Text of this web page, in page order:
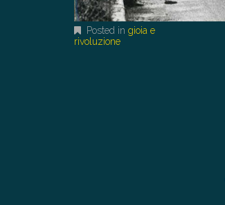
Posted in gioia e
rivoluzione